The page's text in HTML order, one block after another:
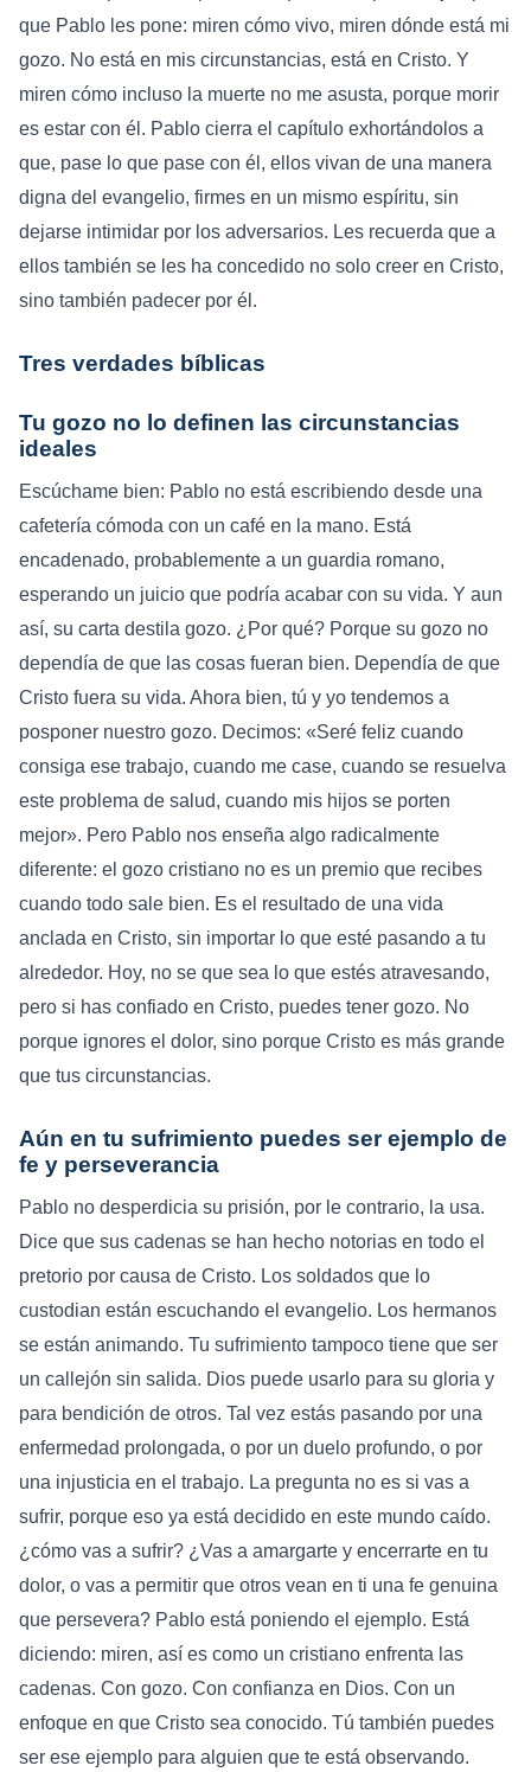
que Pablo les pone: miren cómo vivo, miren dónde está mi
gozo. No está en mis circunstancias, está en Cristo. Y
miren cómo incluso la muerte no me asusta, porque morir
es estar con él. Pablo cierra el capítulo exhortándolos a
que, pase lo que pase con él, ellos vivan de una manera
digna del evangelio, firmes en un mismo espíritu, sin
dejarse intimidar por los adversarios. Les recuerda que a
ellos también se les ha concedido no solo creer en Cristo,
sino también padecer por él.
Tres verdades bíblicas
Tu gozo no lo definen las circunstancias
ideales
Escúchame bien: Pablo no está escribiendo desde una
cafetería cómoda con un café en la mano. Está
encadenado, probablemente a un guardia romano,
esperando un juicio que podría acabar con su vida. Y aun
así, su carta destila gozo. ¿Por qué? Porque su gozo no
dependía de que las cosas fueran bien. Dependía de que
Cristo fuera su vida. Ahora bien, tú y yo tendemos a
posponer nuestro gozo. Decimos: «Seré feliz cuando
consiga ese trabajo, cuando me case, cuando se resuelva
este problema de salud, cuando mis hijos se porten
mejor». Pero Pablo nos enseña algo radicalmente
diferente: el gozo cristiano no es un premio que recibes
cuando todo sale bien. Es el resultado de una vida
anclada en Cristo, sin importar lo que esté pasando a tu
alrededor. Hoy, no se que sea lo que estés atravesando,
pero si has confiado en Cristo, puedes tener gozo. No
porque ignores el dolor, sino porque Cristo es más grande
que tus circunstancias.
Aún en tu sufrimiento puedes ser ejemplo de
fe y perseverancia
Pablo no desperdicia su prisión, por le contrario, la usa.
Dice que sus cadenas se han hecho notorias en todo el
pretorio por causa de Cristo. Los soldados que lo
custodian están escuchando el evangelio. Los hermanos
se están animando. Tu sufrimiento tampoco tiene que ser
un callejón sin salida. Dios puede usarlo para su gloria y
para bendición de otros. Tal vez estás pasando por una
enfermedad prolongada, o por un duelo profundo, o por
una injusticia en el trabajo. La pregunta no es si vas a
sufrir, porque eso ya está decidido en este mundo caído.
¿cómo vas a sufrir? ¿Vas a amargarte y encerrarte en tu
dolor, o vas a permitir que otros vean en ti una fe genuina
que persevera? Pablo está poniendo el ejemplo. Está
diciendo: miren, así es como un cristiano enfrenta las
cadenas. Con gozo. Con confianza en Dios. Con un
enfoque en que Cristo sea conocido. Tú también puedes
ser ese ejemplo para alguien que te está observando.